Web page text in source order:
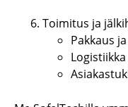
Toimitus ja
Pakkaus
Logistiikka